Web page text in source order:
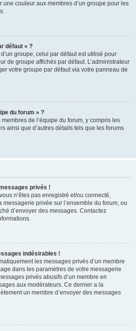
une couleur aux membres d’un groupe pour les
défaut » ?
groupe, celui par défaut est utilisé pour
de groupe affichés par défaut. L’administrateur
votre groupe par défaut via votre panneau de
du forum » ?
de l’équipe du forum, y compris les
ainsi que d’autres détails tels que les forums
privés !
n’êtes pas enregistré et/ou connecté,
messagerie privée sur l’ensemble du forum, ou
d’envoyer des messages. Contactez
indésirables !
les messages privés d’un membre
dans les paramètres de votre messagerie
privés abusifs d’un membre en
aux modérateurs. Ce dernier a la
un membre d’envoyer des messages